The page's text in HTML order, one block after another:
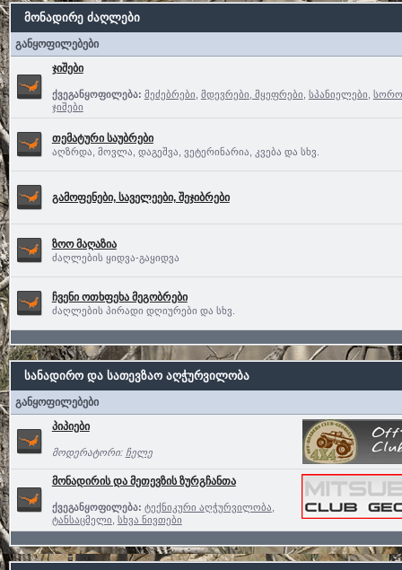
მონადირე ძაღლები
განყოფილებები
ჯიშები
ქვეგანყოფილება: მეძებრები მდევრები, მყეფრები სპანიელები
ჯიშები
თემატური საუბრები
აღზრდა, მოვლა, დაგეშვა, ვეტერინარია, კვება და სხვ.
გამოფენები, საველეები, შეჯიბრები
ზოო მაღაზია
ძაღლების ყიდვა-გაყიდვა
ჩვენი ოთხფეხა მეგობრები
ძაღლების პირადი დღიურები და სხვ.
სანადირო და სათევზაო აღჭურვილობა
განყოფილებები
პიპიები
მოდერატორი: ჩელე
მონადირის და მეთევზის ზურგჩანთა
ქვეგანყოფილება: ტექნიკური აღჭურვილობა
ტანსაცმელი სხვა ნივთები